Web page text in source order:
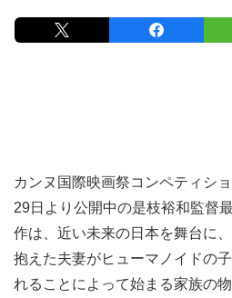
カンヌ国際映画祭コンペティシ
29日より公開中の是枝裕和監督
作は、近い未来の日本を舞台に
抱えた夫妻がヒューマノイドの
れることによって始まる家族の